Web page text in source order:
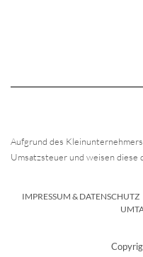
Aufgrund des
Umsatzsteuer und weisen diese
IMPRESSUM & DATENSCHUTZ